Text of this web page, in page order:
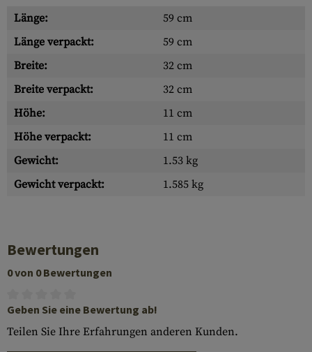
Länge:
59 cm
Länge verpackt:
59 cm
Breite:
32 cm
Breite verpackt:
32 cm
Höhe:
11 cm
Höhe verpackt:
11 cm
Gewicht:
1.53 kg
Gewicht verpackt:
1.585 kg
Bewertungen
0 von 0 Bewertungen
Geben Sie eine Bewertung ab!
Teilen Sie Ihre Erfahrungen anderen Kunden.